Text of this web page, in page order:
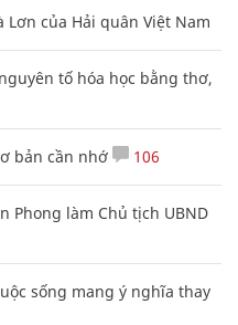
của Hải quân Việt Nam
tố hóa học bằng thơ,
bản cần nhớ 106
Phong làm Chủ tịch UBND
sống mang ý nghĩa thay